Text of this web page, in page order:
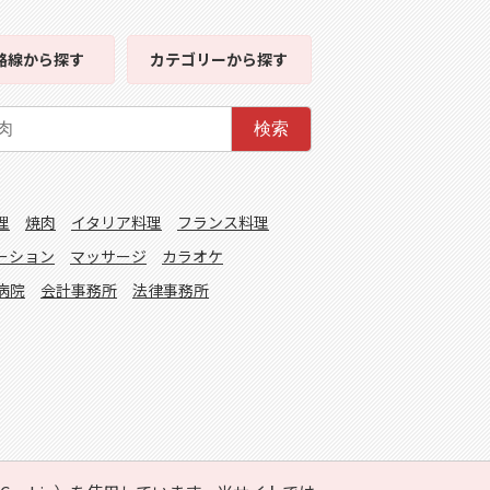
線から探す カテゴリーから探す
検索
焼肉 イタリア料理
フランス料理
ション マッサージ
カラオケ
院 会計事務所 法律事務所